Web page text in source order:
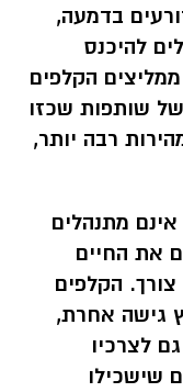
בדמעה,
להיכנס
הקלפים
שותפות שכזו
רבה יותר,
אינם מתנהלים
את החיים
צורך. הקלפים
גישה אחרת,
לצרכיו
שישכילו